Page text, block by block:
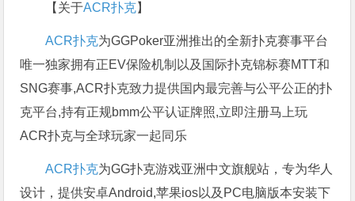
【关于ACR扑克】
ACR扑克为GGPoker亚洲推出的全新扑克赛事平台
唯一独家拥有正EV保险机制以及国际扑克锦标赛MTT和
SNG赛事,ACR扑克致力提供国内最完善与公平公正的扑
克平台,持有正规bmm公平认证牌照,立即注册马上玩
ACR扑克与全球玩家一起同乐
ACR扑克为GG扑克游戏亚洲中文旗舰站，专为华人
设计，提供安卓Android,苹果ios以及PC电脑版本安装下